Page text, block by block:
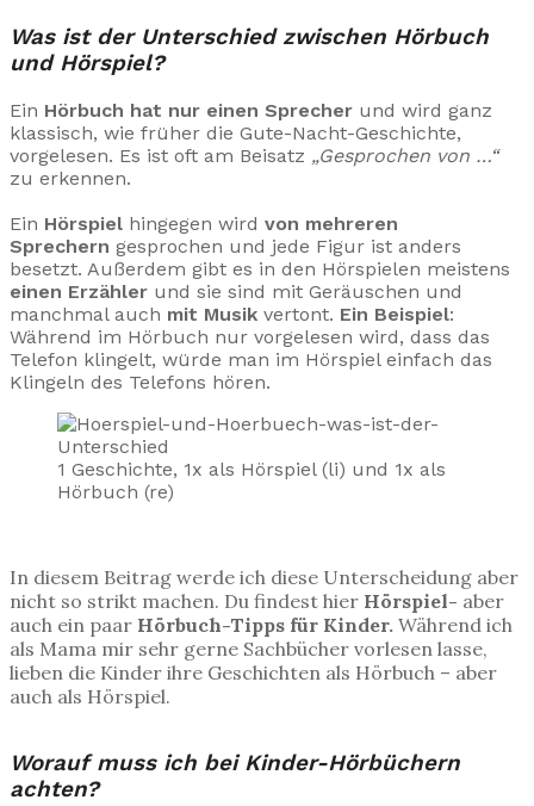
Was ist der Unterschied zwischen Hörbuch
und Hörspiel?
Ein Hörbuch hat nur einen Sprecher und wird ganz
klassisch, wie früher die Gute-Nacht-Geschichte,
vorgelesen. Es ist oft am Beisatz „Gesprochen von …“
zu erkennen.
Ein Hörspiel hingegen wird von mehreren
Sprechern gesprochen und jede Figur ist anders
besetzt. Außerdem gibt es in den Hörspielen meistens
einen Erzähler und sie sind mit Geräuschen und
manchmal auch mit Musik vertont. Ein Beispiel:
Während im Hörbuch nur vorgelesen wird, dass das
Telefon klingelt, würde man im Hörspiel einfach das
Klingeln des Telefons hören.
1 Geschichte, 1x als Hörspiel (li) und 1x als
Hörbuch (re)
In diesem Beitrag werde ich diese Unterscheidung aber
nicht so strikt machen. Du findest hier Hörspiel- aber
auch ein paar Hörbuch-Tipps für Kinder. Während ich
als Mama mir sehr gerne Sachbücher vorlesen lasse,
lieben die Kinder ihre Geschichten als Hörbuch – aber
auch als Hörspiel.
Worauf muss ich bei Kinder-Hörbüchern
achten?